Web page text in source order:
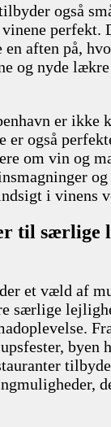
også
perfekt.
aften på,
og nyde
er ikke
er også
om vin og
i vinens
til særlige
et væld af
særlige
byen